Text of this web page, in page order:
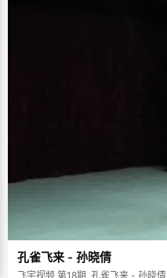
孔雀飞来 - 孙晓倩
飞宇视频 第18期, 孔雀飞来 - 孙晓倩